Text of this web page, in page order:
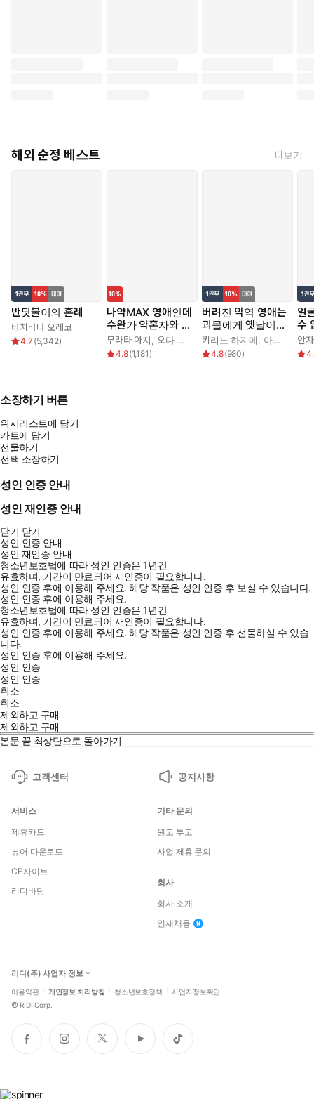
해외 순정 베스트 더보기
반딧불이의 혼례
타치바나 오레코
4.7 (5,342)
나약MAX 영애인데
수완가 약혼자와 내
기를 하고 말았다
무라타 아지 오다 히로
4.8(1,181 )
버려진 악역 영애는
괴물에게 옛날이야
기를 들려준다
키리노 하지메 아키자와 에데
4.8(980)
얼
수
안
소장하기 버튼
위시리스트에 담기
카트에 담기
선물하기
선택 소장하기
성인 인증 안내
성인 재인증 안내
닫기 닫기
성인 인증 안내
성인 재인증 안내
청소년보호법에 따라 성인 인증은 1년간
유효하며, 기간이 만료되어 재인증이 필요합니다.
성인 인증 후에 이용해 주세요.해당 작품은 성인 인증 후 보실 수 있습니다.
성인 인증 후에 이용해 주세요.
청소년보호법에 따라 성인 인증은 1년간
유효하며, 기간이 만료되어 재인증이 필요합니다.
성인 인증 후에 이용해 주세요.해당 작품은 성인 인증 후 선물하실 수 있습
니다.
성인 인증 후에 이용해 주세요.
성인 인증
성인 인증
취소
취소
제외하고 구매
제외하고 구매
본문 끝 최상단으로 돌아가기
고객센터 공지사항
서비스
제휴카드
뷰어 다운로드
CP사이트
리디바탕
기타 문의
원고 투고
사업 제휴 문의
회사
회사 소개
인재채용
리디(주) 사업자 정보
이용약관 개인정보 처리방침 청소년보호정책 사업자정보확인
© RIDI Corp.
페
이
인
스
트
위
유
튜
틱
톡